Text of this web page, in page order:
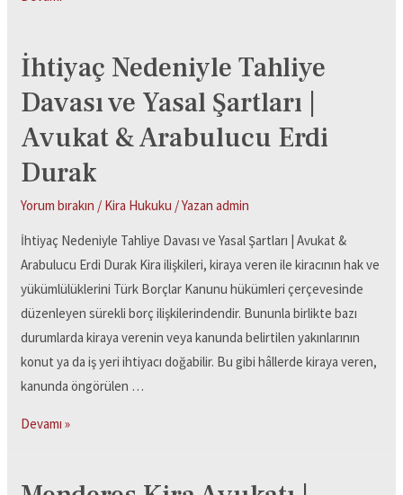
İhtiyaç Nedeniyle Tahliye
Davası ve Yasal Şartları |
Avukat & Arabulucu Erdi
Durak
Yorum bırakın / Kira Hukuku / Yazan admin
İhtiyaç Nedeniyle Tahliye Davası ve Yasal Şartları | Avukat &
Arabulucu Erdi Durak Kira ilişkileri, kiraya veren ile kiracının hak ve
yükümlülüklerini Türk Borçlar Kanunu hükümleri çerçevesinde
düzenleyen sürekli borç ilişkilerindendir. Bununla birlikte bazı
durumlarda kiraya verenin veya kanunda belirtilen yakınlarının
konut ya da iş yeri ihtiyacı doğabilir. Bu gibi hâllerde kiraya veren,
kanunda öngörülen …
Devamı »